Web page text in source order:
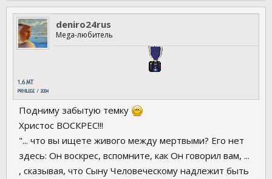
deniro24rus
Mega-любитель
Подниму забытую темку
Христос ВОСКРЕС!!!
"... что вы ищете живого между мертвыми? Его нет
здесь: Он воскрес, вспомните, как Он говорил вам, ...
, сказывая, что Сыну Человеческому надлежит быть